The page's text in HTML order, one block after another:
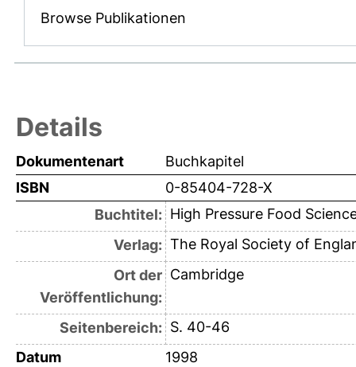
Browse Publikationen
Details
Dokumentenart
Buchkapitel
ISBN
0-85404-728-X
Buchtitel: High Pressure Food
Verlag: The Royal Society of
Ort der
Veröffentlichung:
Cambridge
Seitenbereich: S. 40-46
Datum
1998